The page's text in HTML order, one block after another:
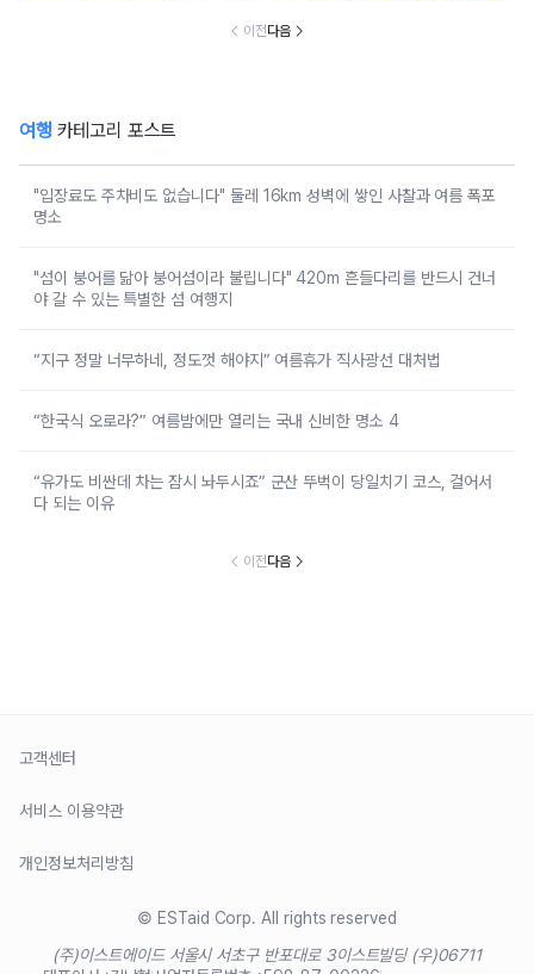
인환문학관, 책방
이전다음
여행 카테고리 포스트
"입장료도 주차비도 없습니다" 둘레 16km 성벽에 쌓인 사찰과 여름 폭포
명소
"섬이 붕어를 닮아 붕어섬이라 불립니다" 420m 흔들다리를 반드시 건너
야 갈 수 있는 특별한 섬 여행지
“지구 정말 너무하네, 정도껏 해야지” 여름휴가 직사광선 대처법
“한국식 오로라?” 여름밤에만 열리는 국내 신비한 명소 4
“유가도 비싼데 차는 잠시 놔두시죠” 군산 뚜벅이 당일치기 코스, 걸어서
다 되는 이유
이전다음
고객센터
서비스 이용약관
개인정보처리방침
© ESTaid Corp. All rights reserved
(주)이스트에이드 서울시 서초구 반포대로 3이스트빌딩 (우)06711